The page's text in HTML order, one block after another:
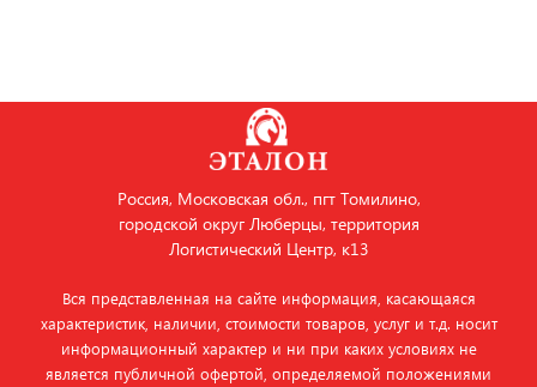
Россия, Московская обл., пгт Томилино,
городской округ Люберцы, территория
Логистический Центр, к13
Вся представленная на сайте информация, касающаяся
характеристик, наличии, стоимости товаров, услуг и т.д. носит
информационный характер и ни при каких условиях не
является публичной офертой, определяемой положениями